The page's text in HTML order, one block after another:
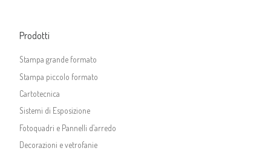
Prodotti
Stampa grande formato
Stampa piccolo formato
Cartotecnica
Sistemi di Esposizione
Fotoquadri e Pannelli d’arredo
Decorazioni e vetrofanie